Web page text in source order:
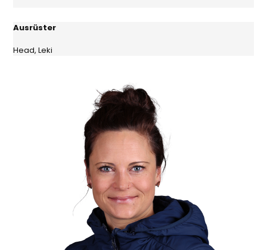
Ausrüster
Head, Leki